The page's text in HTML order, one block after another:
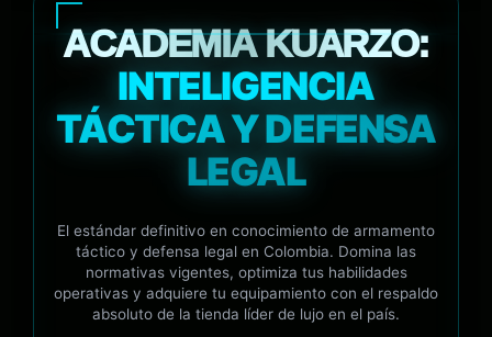
ACADEMIA KUARZO:
INTELIGENCIA
TÁCTICA Y DEFENSA
LEGAL
El estándar definitivo en conocimiento de armamento
táctico y defensa legal en Colombia. Domina las
normativas vigentes, optimiza tus habilidades
operativas y adquiere tu equipamiento con el respaldo
absoluto de la tienda líder de lujo en el país.